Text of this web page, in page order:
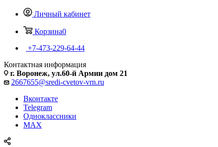
Личный кабинет
Корзина0
+7-473-229-64-44
Контактная информация
г. Воронеж, ул.60-й Армии дом 21
2667655@sredi-cvetov-vrn.ru
Вконтакте
Telegram
Одноклассники
MAX